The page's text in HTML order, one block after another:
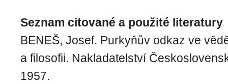
Seznam citované a použité literatury
BENEŠ, Josef. Purkyňův odkaz ve
a filosofii. Nakladatelství
1957.